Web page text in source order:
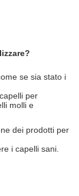
se sia stato i
per
molli e
dei prodotti per
i capelli sani.